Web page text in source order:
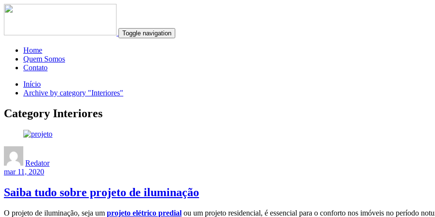
Toggle navigation
Home
Quem Somos
Contato
Início
Archive by category "Interiores"
Category Interiores
Redator
mar 11, 2020
Saiba tudo sobre projeto de iluminação
O projeto de iluminação, seja um projeto elétrico predial ou um projeto residencial, é essencial para o conforto nos imóveis no período